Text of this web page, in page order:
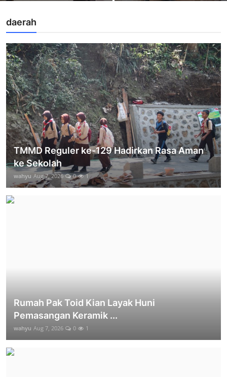
daerah
TMMD Reguler ke-129 Hadirkan Rasa Aman
ke Sekolah
wahyu Aug 7, 2026 0 1
Rumah Pak Toid Kian Layak Huni
Pemasangan Keramik ...
wahyu Aug 7, 2026 0 1